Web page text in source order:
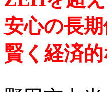
安心の長
賢く経済